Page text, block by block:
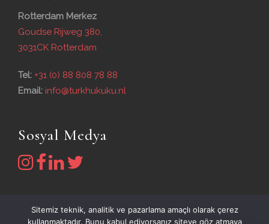
Rotterdam Merkez
Goudse Rijweg 380,
3031CK Rotterdam
Tel: +31 (0) 88 808 78 88
Email: info@turkhukuku.nl
Sosyal Medya
Sitemiz teknik, analitik ve pazarlama amaçlı olarak çerez
kullanmaktadır. Bunu kabul ediyorsanız siteye göz atmaya